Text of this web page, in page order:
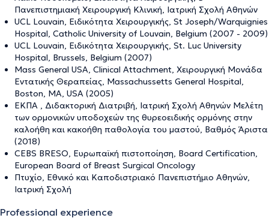
Πανεπιστημιακή Χειρουργική Κλινική, Ιατρική Σχολή Αθηνών
UCL Louvain, Ειδικότητα Χειρουργικής, St Joseph/Warquignies
Hospital, Catholic University of Louvain, Belgium (2007 - 2009)
UCL Louvain, Ειδικότητα Χειρουργικής, St. Luc University
Hospital, Brussels, Belgium (2007)
Mass General USA, Clinical Attachment, Χειρουργική Μονάδα
Εντατικής Θεραπείας, Massachussetts General Hospital,
Boston, MA, USA (2005)
ΕΚΠΑ , Διδακτορική Διατριβή, Ιατρική Σχολή Αθηνών Μελέτη
των ορμονικών υποδοχεών της θυρεοειδικής ορμόνης στην
καλοήθη και κακοήθη παθολογία του μαστού, Βαθμός Άριστα
(2018)
CEBS BRESO, Ευρωπαϊκή πιστοποίηση, Board Certification,
European Board of Breast Surgical Oncology
Πτυχίο, Εθνικό και Καποδιστριακό Πανεπιστήμιο Αθηνών,
Ιατρική Σχολή
Professional experience